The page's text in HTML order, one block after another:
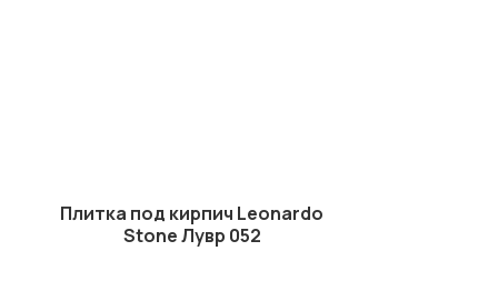
Плитка под кирпич Leonardo
Stone Лувр 052